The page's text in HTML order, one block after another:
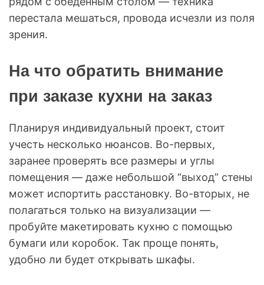
перестала мешаться, провода исчезли из поля
зрения.
На что обратить внимание
при заказе кухни на заказ
Планируя индивидуальный проект, стоит
учесть несколько нюансов. Во-первых,
заранее проверять все размеры и углы
помещения — даже небольшой “выход” стены
может испортить расстановку. Во-вторых, не
полагаться только на визуализации —
пробуйте макетировать кухню с помощью
бумаги или коробок. Так проще понять,
удобно ли будет открывать шкафы.